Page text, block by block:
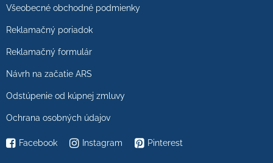
Všeobecné obchodné podmienky
Reklamačný poriadok
Reklamačný formulár
Návrh na začatie ARS
Odstúpenie od kúpnej zmluvy
Ochrana osobných údajov
Facebook Instagram Pinterest